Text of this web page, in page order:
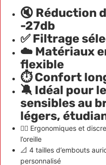
🔇 Réduction
-27db
✅ Filtrage
☁️ Matériaux
flexible
⏱ Confort
🔕 Idéal pour
sensibles au
légers,
👂🏻 Ergonomiques et
l’oreille
📐 4 tailles d’embouts
personnalisé